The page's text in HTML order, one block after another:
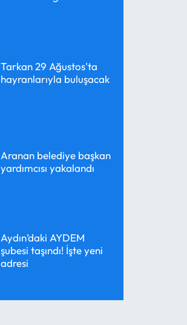
Tarkan 29 Ağustos'ta
hayranlarıyla buluşacak
Aranan belediye başkan
yardımcısı yakalandı
Aydın’daki AYDEM
şubesi taşındı! İşte yeni
adresi